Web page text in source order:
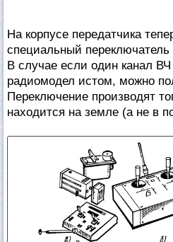
На корпусе передатчика
специальный переключатель
В случае если один канал ВЧ
радиомодел истом, можно
Переключение производят
находится на земле (а не в